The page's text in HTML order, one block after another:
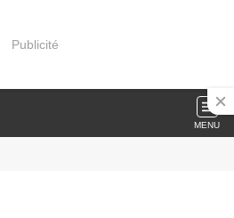
Publicité
MENU